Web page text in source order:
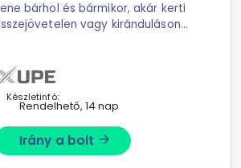
bárhol és bármikor, akár kerti
vagy kiránduláson
idő ami ...
Készletinfó:
Rendelhető, 14 nap
Irány a bolt arrow_forward